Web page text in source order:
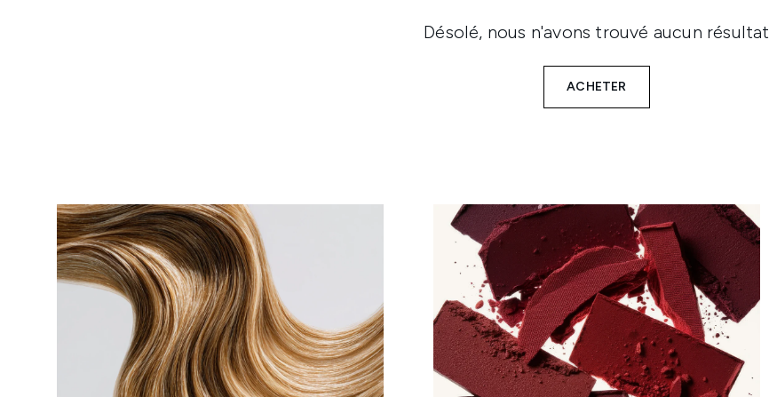
Désolé, nous n'avons trouvé aucun résultat
ACHETER